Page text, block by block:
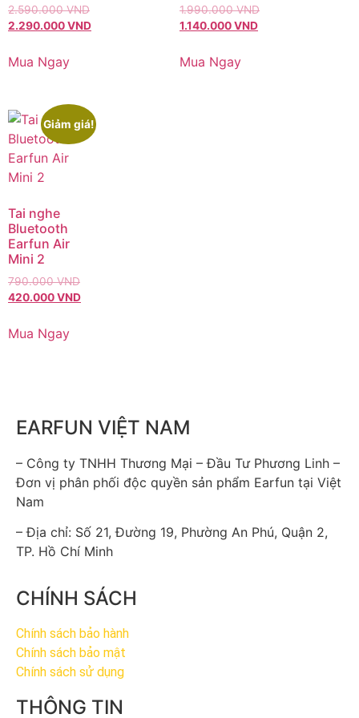
thức của Earfun Việt Nam.
2.590.000VND
2.290.000VND
Mua Ngay
1.990.000VND
1.140.000VND
Mua Ngay
Giảm giá!
Tai nghe
Bluetooth
Earfun Air
Mini 2
790.000VND
420.000VND
Mua Ngay
EARFUN VIỆT NAM
– Công ty TNHH Thương Mại – Đầu Tư Phương Linh –
Đơn vị phân phối độc quyền sản phẩm Earfun tại Việt
Nam
– Địa chỉ: Số 21, Đường 19, Phường An Phú, Quận 2,
TP. Hồ Chí Minh
CHÍNH SÁCH
Chính sách bảo hành
Chính sách bảo mật
Chính sách sử dụng
THÔNG TIN